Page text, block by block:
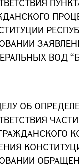
ВОД
ОБ
ЧАСТИ